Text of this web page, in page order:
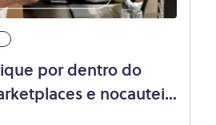
por dentro do
e nocauteie